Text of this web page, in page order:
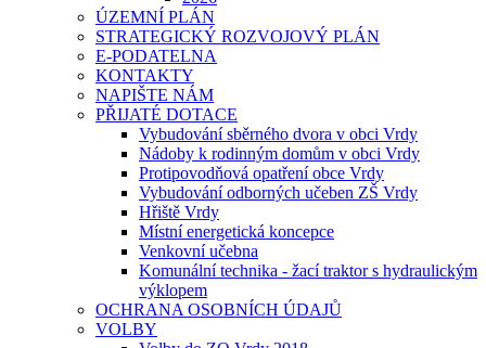
ÚZEMNÍ PLÁN
STRATEGICKÝ ROZVOJOVÝ PLÁN
E-PODATELNA
KONTAKTY
NAPIŠTE NÁM
PŘIJATÉ DOTACE
Vybudování sběrného dvora v obci Vrdy
Nádoby k rodinným domům v obci Vrdy
Protipovodňová opatření obce Vrdy
Vybudování odborných učeben ZŠ Vrdy
Hřiště Vrdy
Místní energetická koncepce
Venkovní učebna
Komunální technika - žací traktor s hydraulickým
výklopem
OCHRANA OSOBNÍCH ÚDAJŮ
VOLBY